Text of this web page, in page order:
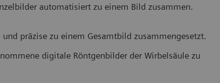
werden an der Workstation automatisch und präzise zu
Das Auto-
automatisiert zu einem Bild zusammen.
präzise zu einem Gesamtbild zusammengesetzt.
digitale Röntgenbilder der Wirbelsäule zu